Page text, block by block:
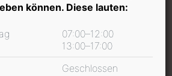
können. Diese lauten:
07:00–12:00
13:00–17:00
Geschlossen